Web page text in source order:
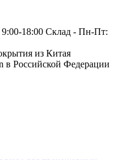
18:00 Склад - Пн-Пт:
из Китая
Российской Федерации